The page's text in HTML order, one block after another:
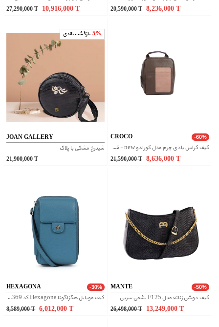
27,290,000 T 10,916,000 20,590,000 T 8,236,000
5% بازگشت نقدی
JOAN GALLERY
شیدرخ مشکی با پلاک
21,900,000
CROCO -60%
کیف کراس بادی چرم مدل کورادو new - قهوه ای
21,590,000 T 8,636,000
HEXAGONA -30%
کیف موبایل هگزاگونا Hexagona کد 558369
8,589,000 T 6,012,000
MANTE -50%
کیف دوشی زنانه مدل F125 یشمی سربی
26,498,000 T 13,249,000